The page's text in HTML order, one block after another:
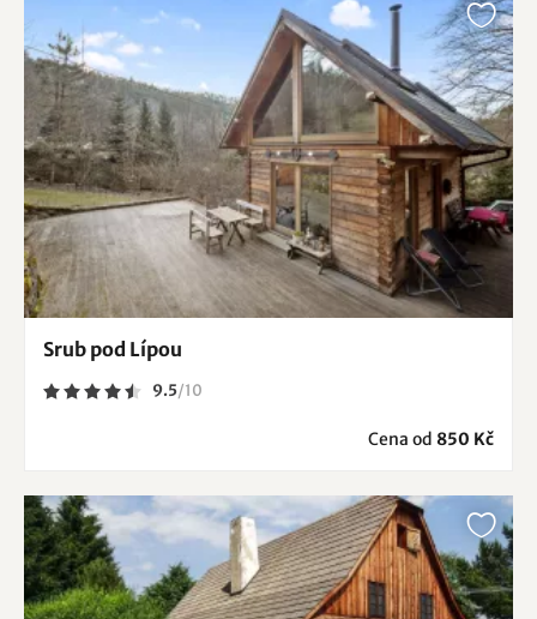
Srub pod Lípou
9.5/10
Cena od 850 Kč